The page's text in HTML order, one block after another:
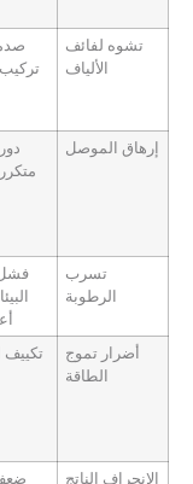
تشوه لفائف
الألياف
إرهاق الموصل
تسرب
الرطوبة
أضرار تموج
الطاقة
تكييف
الانحراف الناتج